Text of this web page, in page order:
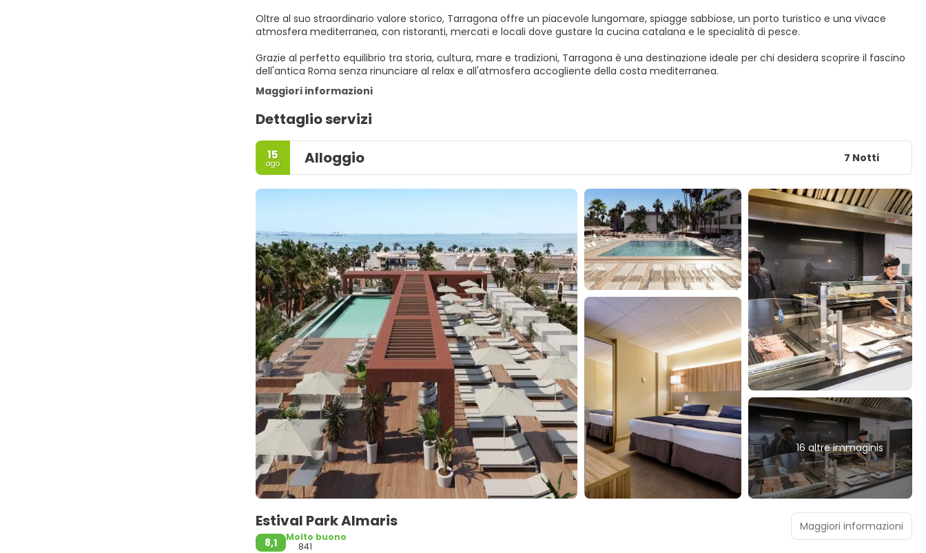
Oltre al suo straordinario valore storico, Tarragona offre un piacevole lungomare, spiagge sabbiose, un porto turistico e una vivace
atmosfera mediterranea, con ristoranti, mercati e locali dove gustare la cucina catalana e le specialità di pesce.
Grazie al perfetto equilibrio tra storia, cultura, mare e tradizioni, Tarragona è una destinazione ideale per chi desidera scoprire il fascino
dell'antica Roma senza rinunciare al relax e all'atmosfera accogliente della costa mediterranea.
Maggiori informazioni
Dettaglio servizi
15
ago Alloggio 7 Notti
16 altre immaginis
Estival Park Almaris
8,1
Molto buono
841
Maggiori informazioni